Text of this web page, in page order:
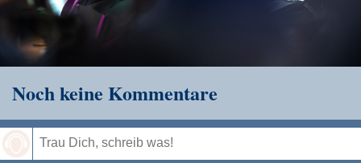
Noch keine Kommentare